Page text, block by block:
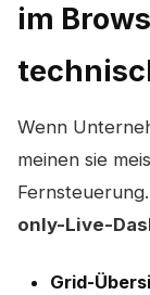
im
Wenn
meinen sie
only-Live-
Grid-